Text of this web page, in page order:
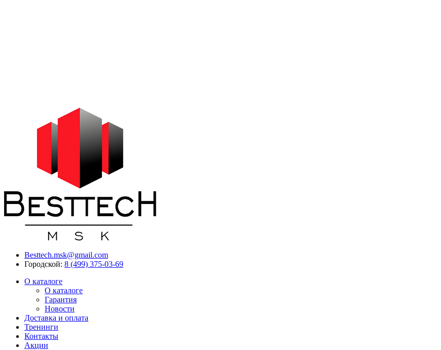
Besttech.msk@gmail.com
Городской: 8 (499) 375-03-69
О каталоге
О каталоге
Гарантия
Новости
Доставка и оплата
Тренинги
Контакты
Акции